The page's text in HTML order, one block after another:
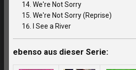
We're Not Sorry
We're Not Sorry (Reprise)
I See a River
ebenso aus dieser Serie: